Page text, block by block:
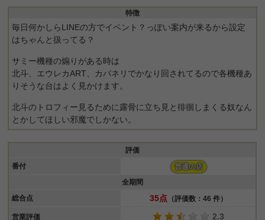
特徴
毎日何かしらLINEの方でイベント？っぽい案内が来るから設定
はちゃんと扱ってる？
サミー機種の煽りがある時は
北斗、エウレカART、カバネリでかなり回されてるので各機種あ
りそうな台はよく見かけます。
北斗のトロフィー見るために露骨に立ち見と徘徊しまくる奴なん
とかしてほしい邪魔でしかない。
評価
番付
普通の店
全期間
総合点
35点 （評価数：46 件）
営業評価 2.3